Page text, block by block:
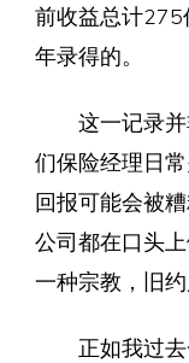
前收益总计
年录得的。
这一记录并
们保险经理日
回报可能会被
公司都在口头
一种宗教，旧约
正如我过去